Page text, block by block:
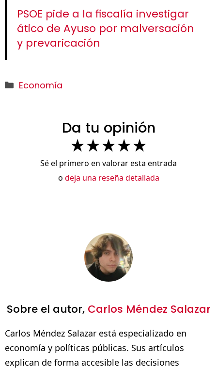
PSOE pide a la fiscalía investigar
ático de Ayuso por malversación
y prevaricación
Categorías
Economía
Da tu opinión
★★★★★
Sé el primero en valorar esta entrada
o deja una reseña detallada
Sobre el autor, Carlos Méndez Salazar
Carlos Méndez Salazar está especializado en
economía y políticas públicas. Sus artículos
explican de forma accesible las decisiones